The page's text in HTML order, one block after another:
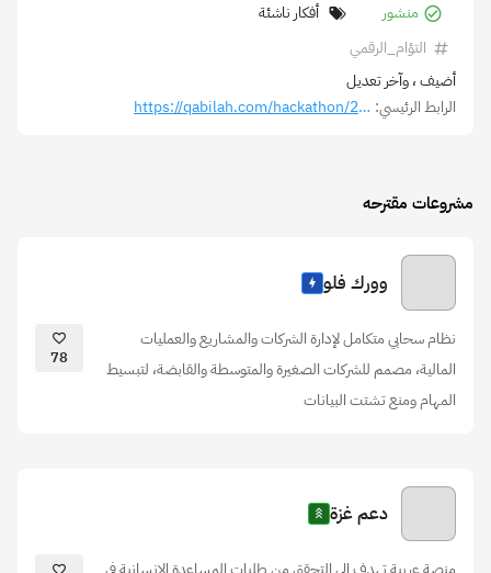
منشور
أفكار ناشئة
التؤام_الرقمي
أضيف، وآخر تعديل
الرابط الرئيسي: https://qabilah.com/hackathon/255665101472799432/projects/261845966045319168
مشروعات مقترحه
وورك فلو
نظام سحابي متكامل لإدارة الشركات والمشاريع والعمليات
المالية، مصمم للشركات الصغيرة والمتوسطة والقابضة، لتبسيط
المهام ومنع تشتت البيانات
78
دعم غزة